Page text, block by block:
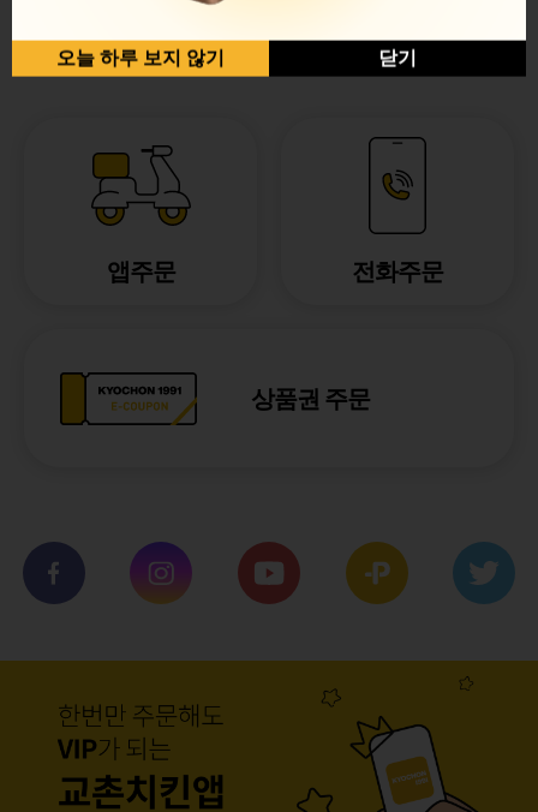
앱주문 전화주문
상품권 주문
오늘 하루 보지 않기 닫기